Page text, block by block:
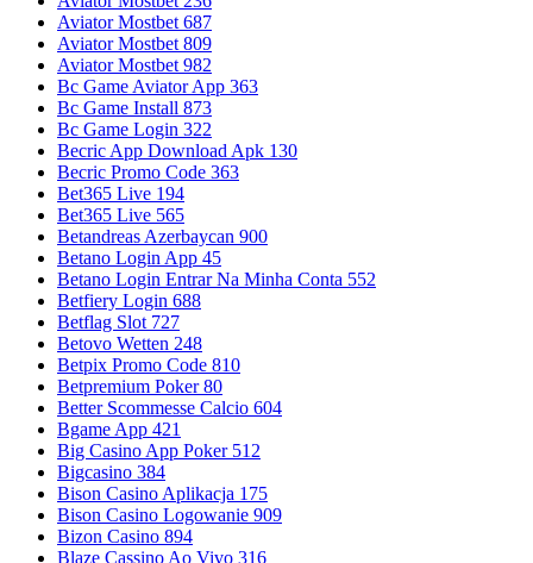
Aviator Mostbet 687
Aviator Mostbet 809
Aviator Mostbet 982
Bc Game Aviator App 363
Bc Game Install 873
Bc Game Login 322
Becric App Download Apk 130
Becric Promo Code 363
Bet365 Live 194
Bet365 Live 565
Betandreas Azerbaycan 900
Betano Login App 45
Betano Login Entrar Na Minha Conta 552
Betfiery Login 688
Betflag Slot 727
Betovo Wetten 248
Betpix Promo Code 810
Betpremium Poker 80
Better Scommesse Calcio 604
Bgame App 421
Big Casino App Poker 512
Bigcasino 384
Bison Casino Aplikacja 175
Bison Casino Logowanie 909
Bizon Casino 894
Blaze Cassino Ao Vivo 316